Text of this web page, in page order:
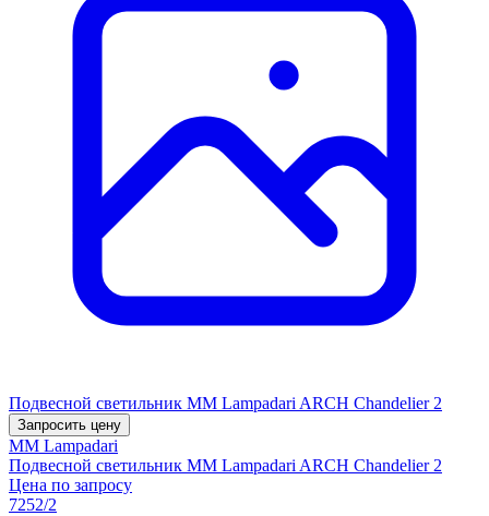
Подвесной светильник MM Lampadari ARCH Chandelier 2
Запросить цену
MM Lampadari
Подвесной светильник MM Lampadari ARCH Chandelier 2
Цена по запросу
7252/2